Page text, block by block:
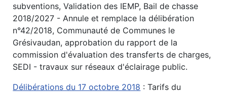
subventions, Validation des IEMP, Bail de chasse
2018/2027 - Annule et remplace la délibération
n°42/2018, Communauté de Communes le
Grésivaudan, approbation du rapport de la
commission d'évaluation des transferts de charges,
SEDI - travaux sur réseaux d'éclairage public.
Délibérations du 17 octobre 2018 : Tarifs du